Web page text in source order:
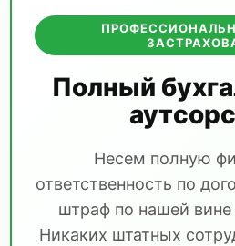
Полный
Несем полную
ответственность по
штраф по нашей
Никаких штатных